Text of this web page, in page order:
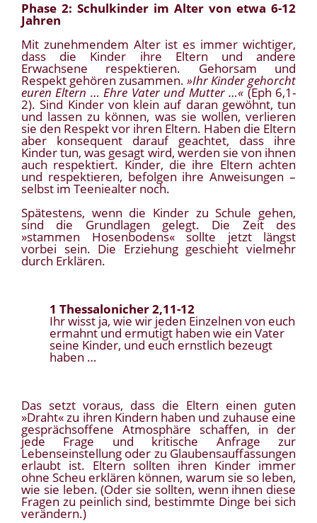
Phase 2: Schulkinder im Alter von etwa 6-12
Jahren
Mit zunehmendem Alter ist es immer wichtiger,
dass die Kinder ihre Eltern und andere
Erwachsene respektieren. Gehorsam und
Respekt gehören zusammen. »Ihr Kinder gehorcht
euren Eltern … Ehre Vater und Mutter …« (Eph 6,1-
2). Sind Kinder von klein auf daran gewöhnt, tun
und lassen zu können, was sie wollen, verlieren
sie den Respekt vor ihren Eltern. Haben die Eltern
aber konsequent darauf geachtet, dass ihre
Kinder tun, was gesagt wird, werden sie von ihnen
auch respektiert. Kinder, die ihre Eltern achten
und respektieren, befolgen ihre Anweisungen –
selbst im Teeniealter noch.
Spätestens, wenn die Kinder zu Schule gehen,
sind die Grundlagen gelegt. Die Zeit des
»stammen Hosenbodens« sollte jetzt längst
vorbei sein. Die Erziehung geschieht vielmehr
durch Erklären.
1 Thessalonicher 2,11-12
Ihr wisst ja, wie wir jeden Einzelnen von euch
ermahnt und ermutigt haben wie ein Vater
seine Kinder, und euch ernstlich bezeugt
haben …
Das setzt voraus, dass die Eltern einen guten
»Draht« zu ihren Kindern haben und zuhause eine
gesprächsoffene Atmosphäre schaffen, in der
jede Frage und kritische Anfrage zur
Lebenseinstellung oder zu Glaubensauffassungen
erlaubt ist. Eltern sollten ihren Kinder immer
ohne Scheu erklären können, warum sie so leben,
wie sie leben. (Oder sie sollten, wenn ihnen diese
Fragen zu peinlich sind, bestimmte Dinge bei sich
verändern.)